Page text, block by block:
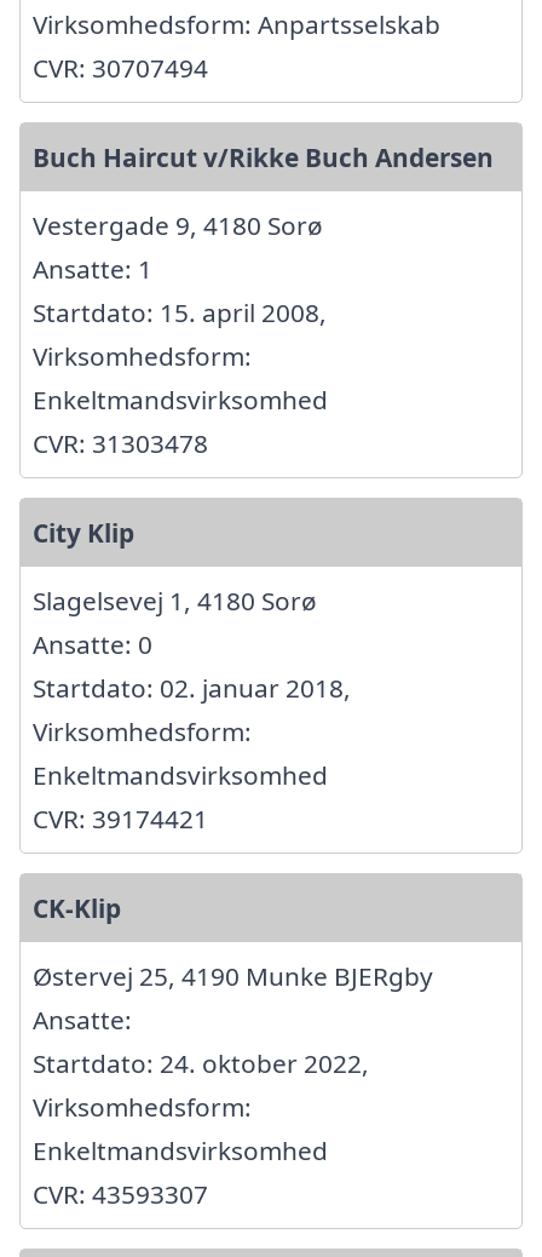
Virksomhedsform: Anpartsselskab
CVR: 30707494
Buch Haircut v/Rikke Buch Andersen
Vestergade 9, 4180 Sorø
Ansatte: 1
Startdato: 15. april 2008,
Virksomhedsform:
Enkeltmandsvirksomhed
CVR: 31303478
City Klip
Slagelsevej 1, 4180 Sorø
Ansatte: 0
Startdato: 02. januar 2018,
Virksomhedsform:
Enkeltmandsvirksomhed
CVR: 39174421
CK-Klip
Østervej 25, 4190 Munke BJERgby
Ansatte:
Startdato: 24. oktober 2022,
Virksomhedsform:
Enkeltmandsvirksomhed
CVR: 43593307